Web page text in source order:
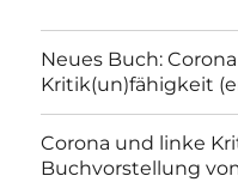
Neues Buch:
Kritik(un)fähigkeit
Corona und linke
Buchvorstellung vom